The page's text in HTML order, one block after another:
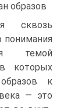
образов
сквозь
понимания
темой
которых
к
— это